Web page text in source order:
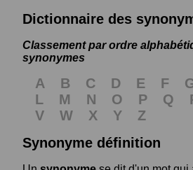
Dictionnaire des
Classement par ordre
synonymes
A B C D E F
L
M N O P Q
V
W X Y
Z
Synonyme définition